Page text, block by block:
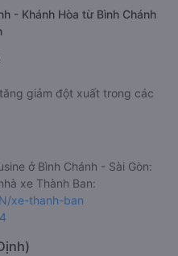
- Khánh Hòa từ Bình Chánh
giảm đột xuất trong các
ở Bình Chánh - Sài Gòn:
xe Thành Ban:
xe-thanh-ban